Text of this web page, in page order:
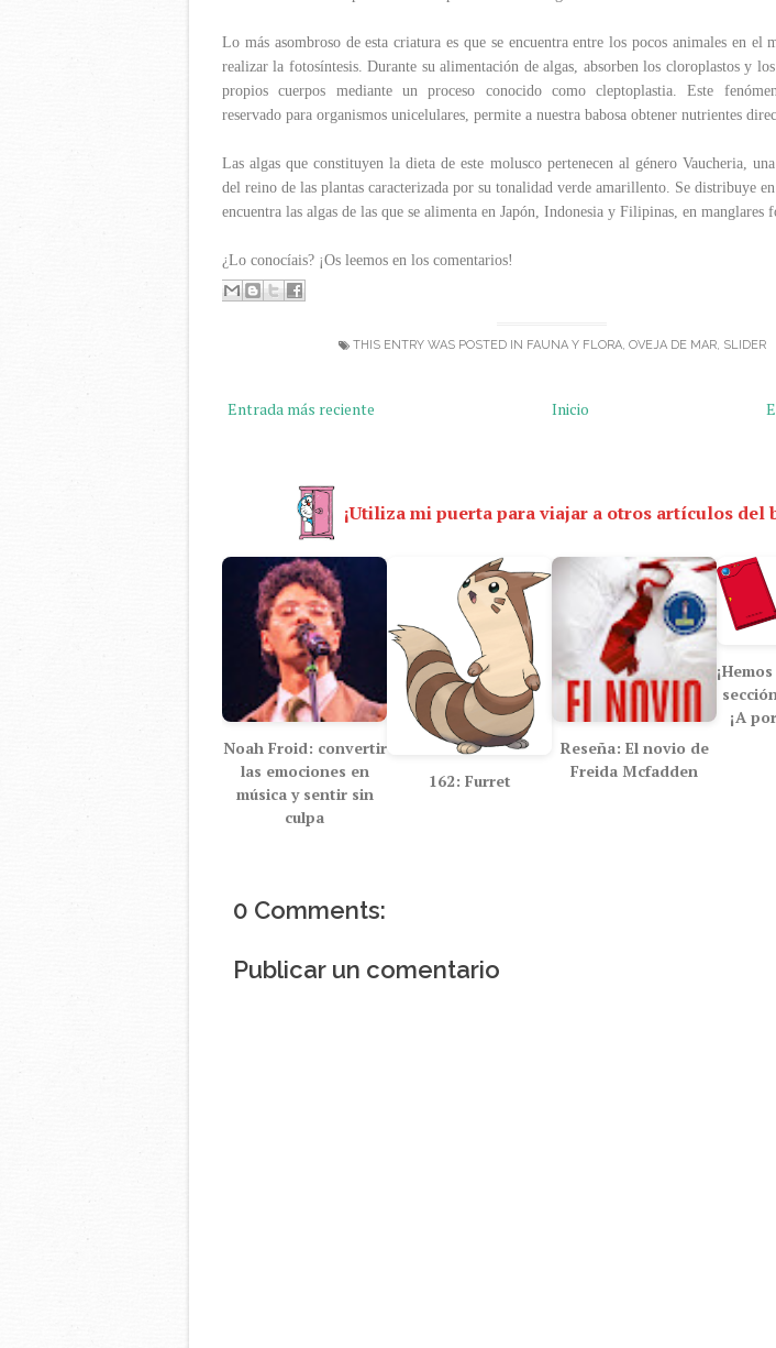
Lo más asombroso de esta criatura es que se encuentra entre los pocos animales en el
realizar la fotosíntesis. Durante su alimentación de algas, absorben los cloroplastos y
propios cuerpos mediante un proceso conocido como cleptoplastia. Este
reservado para organismos unicelulares, permite a nuestra babosa obtener nutrientes
Las algas que constituyen la dieta de este molusco pertenecen al género Vaucheria,
del reino de las plantas caracterizada por su tonalidad verde amarillento. Se distribuye
encuentra las algas de las que se alimenta en Japón, Indonesia y Filipinas, en manglares
¿Lo conocíais? ¡Os leemos en los comentarios!
THIS ENTRY WAS POSTED IN FAUNA Y FLORA, OVEJA DE MAR, SLIDER
Entrada más reciente Inicio
¡Utiliza mi puerta para viajar a otros artículos del
Noah Froid: convertir
las emociones en
música y sentir sin
culpa
162: Furret
Reseña: El novio de
Freida Mcfadden
¡A
0 Comments:
Publicar un comentario